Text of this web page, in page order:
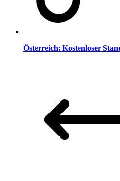
Österreich: Kostenloser